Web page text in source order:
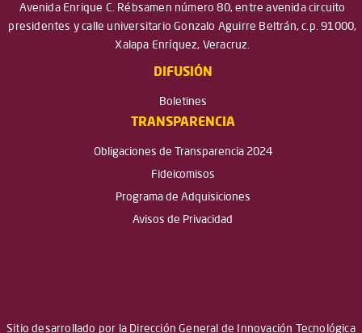
Avenida Enrique C. Rébsamen número 80, entre avenida circuito
presidentes y calle universitario Gonzalo Aguirre Beltrán, c.p. 91000,
Xalapa Enríquez, Veracruz.
DIFUSIÓN
Boletines
TRANSPARENCIA
Obligaciones de Transparencia 2024
Fideicomisos
Programa de Adquisiciones
Avisos de Privacidad
Sitio desarrollado por la Dirección General de Innovación Tecnológica